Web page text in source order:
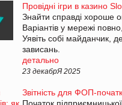
Провідні ігри в казино
Знайти справді хороше
Варіантів у мережі
Уявіть собі майданчик,
зависань.
детально
23 декабрЯ 2025
Звітність для ФОП-